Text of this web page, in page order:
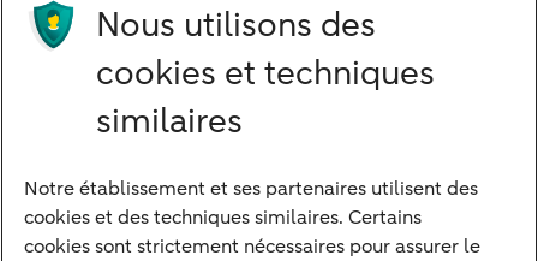
En savoir plus
Notre approche
Nos experts
Nous utilisons des
cookies et techniques
similaires
Notre établissement et ses partenaires utilisent des
cookies et des techniques similaires. Certains
cookies sont strictement nécessaires pour assurer le